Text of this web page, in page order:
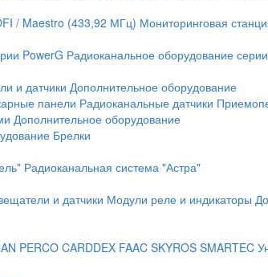
/ Maestro (433,92 МГц) Мониторинговая
PowerG Радиоканальное оборудование
и датчики Дополнительное оборудование
панели Радиоканальные датчики
Дополнительное оборудование
Брелки
Радиоканальная система "Астра"
и датчики Модули реле и индикаторы
PERCO CARDDEX FAAC SKYROS SMARTEC